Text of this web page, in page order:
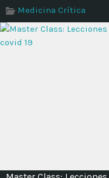
Medicina Crítica